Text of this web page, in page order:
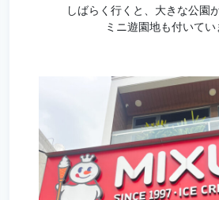
しばらく行くと、大きな公園
ミニ遊園地も付いてい